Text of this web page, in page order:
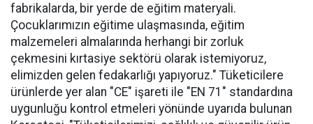
fabrikalarda, bir yerde de eğitim materyali.
Çocuklarımızın eğitime ulaşmasında, eğitim
malzemeleri almalarında herhangi bir zorluk
çekmesini kırtasiye sektörü olarak istemiyoruz,
elimizden gelen fedakarlığı yapıyoruz." Tüketicilere
ürünlerde yer alan "CE" işareti ile "EN 71" standardına
uygunluğu kontrol etmeleri yönünde uyarıda bulunan